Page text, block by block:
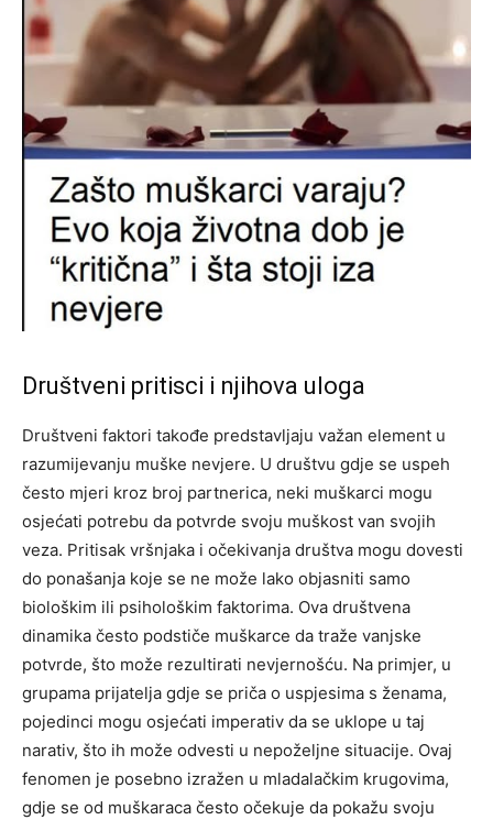
Društveni pritisci i njihova uloga
Društveni faktori takođe predstavljaju važan element u
razumijevanju muške nevjere. U društvu gdje se uspeh
često mjeri kroz broj partnerica, neki muškarci mogu
osjećati potrebu da potvrde svoju muškost van svojih
veza. Pritisak vršnjaka i očekivanja društva mogu dovesti
do ponašanja koje se ne može lako objasniti samo
biološkim ili psihološkim faktorima. Ova društvena
dinamika često podstiče muškarce da traže vanjske
potvrde, što može rezultirati nevjernošću. Na primjer, u
grupama prijatelja gdje se priča o uspjesima s ženama,
pojedinci mogu osjećati imperativ da se uklope u taj
narativ, što ih može odvesti u nepoželjne situacije. Ovaj
fenomen je posebno izražen u mladalačkim krugovima,
gdje se od muškaraca često očekuje da pokažu svoju